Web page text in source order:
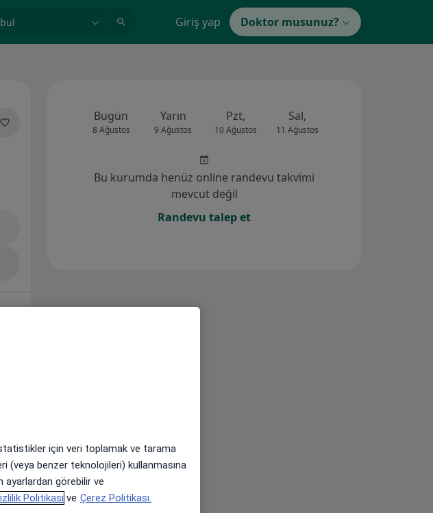
Giriş yap Doktor musunuz?
Bugün
8 Ağustos
Yarın
9 Ağustos
Pzt,
10 Ağustos
Sal,
11 Ağustos
Bu kurumda henüz online randevu takvimi
mevcut değil
Randevu talep et
için veri toplamak ve tarama
(veya benzer teknolojileri) kullanmasına
görebilir ve
Politikası ve Çerez Politikası.